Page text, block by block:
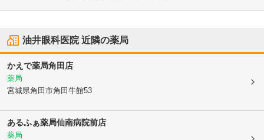
油井眼科医院近隣の薬局
かえで薬局角田店
薬局
宮城県角田市角田牛館53
あるふぁ薬局仙南病院前店
薬局